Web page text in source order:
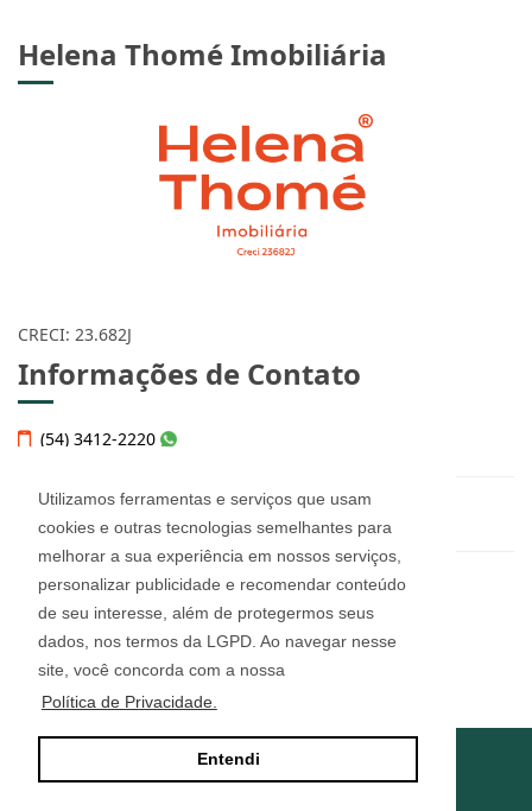
Utilizamos ferramentas e serviços que usam
cookies e outras tecnologias semelhantes para
melhorar a sua experiência em nossos serviços,
personalizar publicidade e recomendar conteúdo
de seu interesse, além de protegermos seus
dados, nos termos da LGPD. Ao navegar nesse
site, você concorda com a nossa
Política de Privacidade.
Entendi
Helena Thomé Imobiliária
CRECI: 23.682J
Informações de Contato
(54) 3412-2220
helena@imobiliariahelena.com.br
Helena Thomé Imobiliária - 23.682J
Rua Júlio de Castilhos, n° 455, sala 12
Bairro Imigrante - Farroupilha/RS
CEP: 95180-160
ImóvelOffice© - Todos os direitos reservados